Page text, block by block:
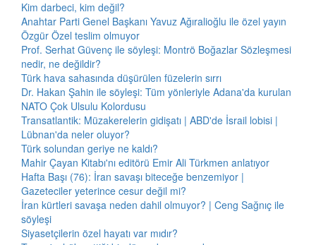
Kim darbeci, kim değil?
Anahtar Parti Genel Başkanı Yavuz Ağıralioğlu ile özel yayın
Özgür Özel teslim olmuyor
Prof. Serhat Güvenç ile söyleşi: Montrö Boğazlar Sözleşmesi
nedir, ne değildir?
Türk hava sahasında düşürülen füzelerin sırrı
Dr. Hakan Şahin ile söyleşi: Tüm yönleriyle Adana'da kurulan
NATO Çok Ulsulu Kolordusu
Transatlantik: Müzakerelerin gidişatı | ABD'de İsrail lobisi |
Lübnan'da neler oluyor?
Türk solundan geriye ne kaldı?
Mahir Çayan Kitabı'nı editörü Emir Ali Türkmen anlatıyor
Hafta Başı (76): İran savaşı biteceğe benzemiyor |
Gazeteciler yeterince cesur değil mi?
İran kürtleri savaşa neden dahil olmuyor? | Ceng Sağnıç ile
söyleşi
Siyasetçilerin özel hayatı var mıdır?